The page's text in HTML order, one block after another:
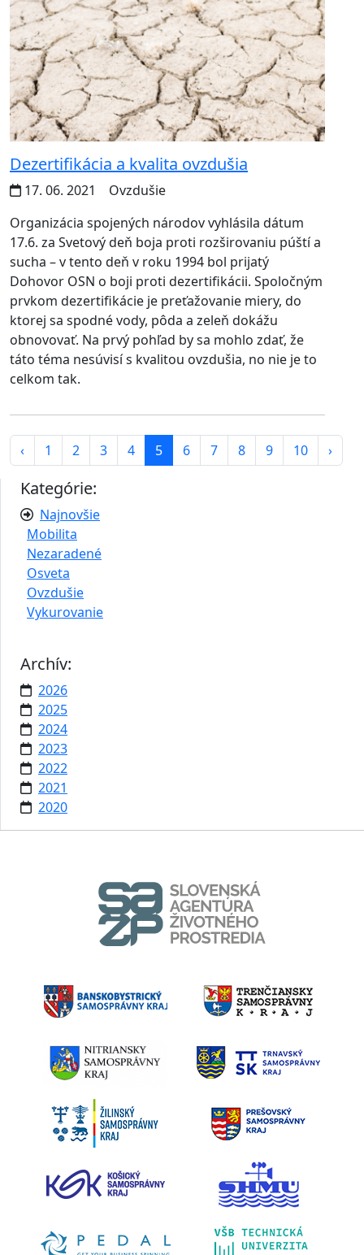
Dezertifikácia a kvalita ovzdušia
17. 06. 2021
Ovzdušie
Organizácia spojených národov vyhlásila dátum
17.6. za Svetový deň boja proti rozširovaniu púští a
sucha – v tento deň v roku 1994 bol prijatý
Dohovor OSN o boji proti dezertifikácii. Spoločným
prvkom dezertifikácie je preťažovanie miery, do
ktorej sa spodné vody, pôda a zeleň dokážu
obnovovať. Na prvý pohľad by sa mohlo zdať, že
táto téma nesúvisí s kvalitou ovzdušia, no nie je to
celkom tak.
‹ 1 2 3 4 5 6 7 8 9 10 ›
Kategórie:
Najnovšie
Mobilita
Nezaradené
Osveta
Ovzdušie
Vykurovanie
Archív:
2026
2025
2024
2023
2022
2021
2020